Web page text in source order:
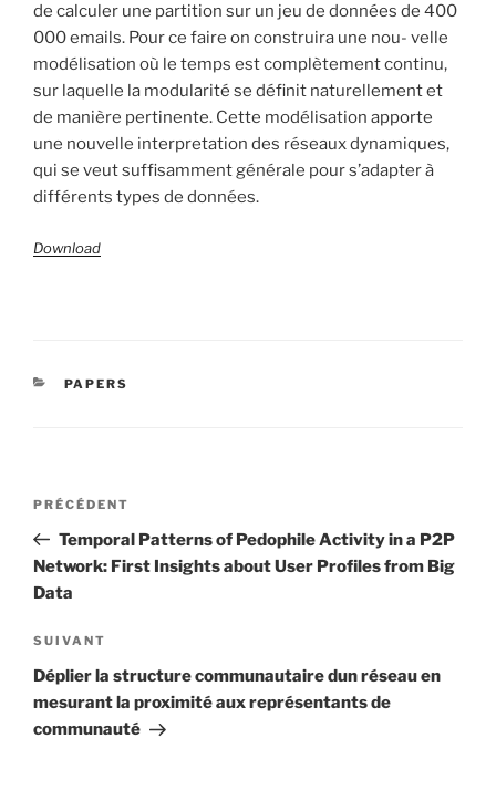
de calculer une partition sur un jeu de données de 400
000 emails. Pour ce faire on construira une nou- velle
modélisation où le temps est complètement continu,
sur laquelle la modularité se définit naturellement et
de manière pertinente. Cette modélisation apporte
une nouvelle interpretation des réseaux dynamiques,
qui se veut suffisamment générale pour s’adapter à
différents types de données.
Download
CATÉGORIES
PAPERS
Navigation
l’article
Article
précédent
PRÉCÉDENT
Temporal Patterns of Pedophile Activity in a P2P
Network: First Insights about User Profiles from Big
Data
Article
suivant
SUIVANT
Déplier la structure communautaire dun réseau en
mesurant la proximité aux représentants de
communauté